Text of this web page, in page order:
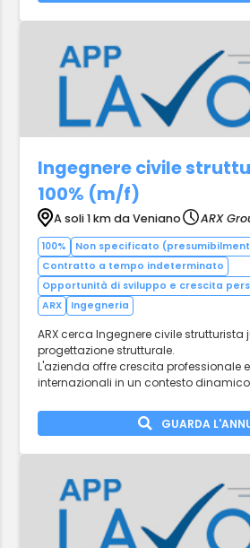
Ingegnere civile
100% (m/f)
A soli 1 km da Veniano ARX
100%
Non specificato
Contratto a tempo indeterminato
Opportunità di sviluppo e crescita
ARX
Ingegneria
ARX cerca Ingegnere civile strutturista
progettazione strutturale.
L'azienda offre crescita professionale
internazionali in un contesto
GUARDA